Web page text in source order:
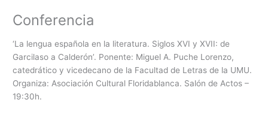
Conferencia
‘La lengua española en la literatura. Siglos XVI y XVII: de
Garcilaso a Calderón’. Ponente: Miguel A. Puche Lorenzo,
catedrático y vicedecano de la Facultad de Letras de la UMU.
Organiza: Asociación Cultural Floridablanca. Salón de Actos –
19:30h.